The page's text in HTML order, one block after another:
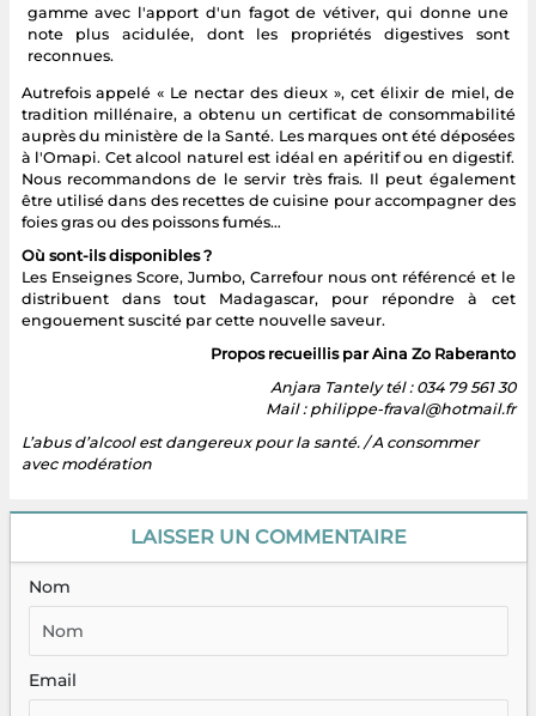
gamme avec l'apport d'un fagot de vétiver, qui donne une
note plus acidulée, dont les propriétés digestives sont
reconnues.
Autrefois appelé « Le nectar des dieux », cet élixir de miel, de
tradition millénaire, a obtenu un certificat de consommabilité
auprès du ministère de la Santé. Les marques ont été déposées
à l'Omapi. Cet alcool naturel est idéal en apéritif ou en digestif.
Nous recommandons de le servir très frais. Il peut également
être utilisé dans des recettes de cuisine pour accompagner des
foies gras ou des poissons fumés…
Où sont-ils disponibles ?
Les Enseignes Score, Jumbo, Carrefour nous ont référencé et le
distribuent dans tout Madagascar, pour répondre à cet
engouement suscité par cette nouvelle saveur.
Propos recueillis par Aina Zo Raberanto
Anjara Tantely tél : 034 79 561 30
Mail : philippe-fraval@hotmail.fr
L’abus d’alcool est dangereux pour la santé. / A consommer
avec modération
LAISSER UN COMMENTAIRE
Nom
Email